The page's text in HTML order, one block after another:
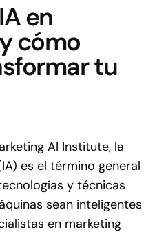
en
cómo
tu
AI Institute, la
es el término general
y técnicas
sean inteligentes
en marketing